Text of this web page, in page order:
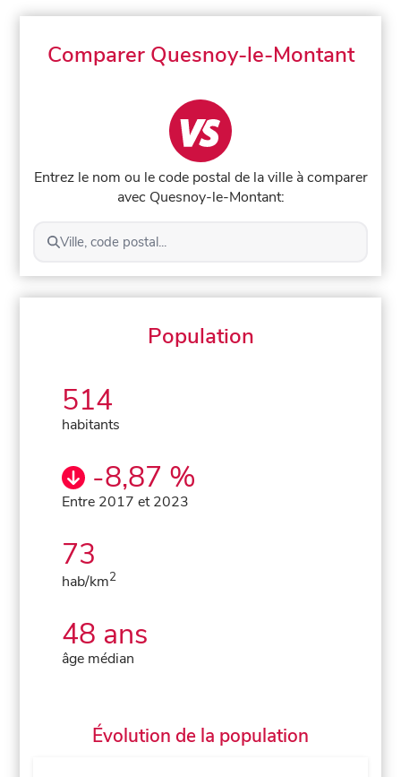
Comparer Quesnoy-le-Montant
Entrez le nom ou le code postal de la ville à comparer
avec Quesnoy-le-Montant:
Ville, code postal...
Population
514
habitants
-8,87 %
Entre 2017 et 2023
73
hab/km2
48 ans
âge médian
Évolution de la population